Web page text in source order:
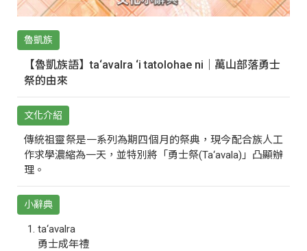
魯凱族
【魯凱族語】ta‘avalra ‘i tatolohae ni｜萬山部落勇士
祭的由來
文化介紹
傳統祖靈祭是一系列為期四個月的祭典，現今配合族人工
作求學濃縮為一天，並特別將「勇士祭(Ta‘avala)」凸顯辦
理。
小辭典
ta‘avalra
勇士成年禮